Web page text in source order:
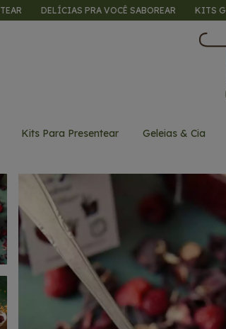
DELÍCIAS PRA VOCÊ SABOREAR KITS GOURMET
Kits Para Presentear Geleias & Cia